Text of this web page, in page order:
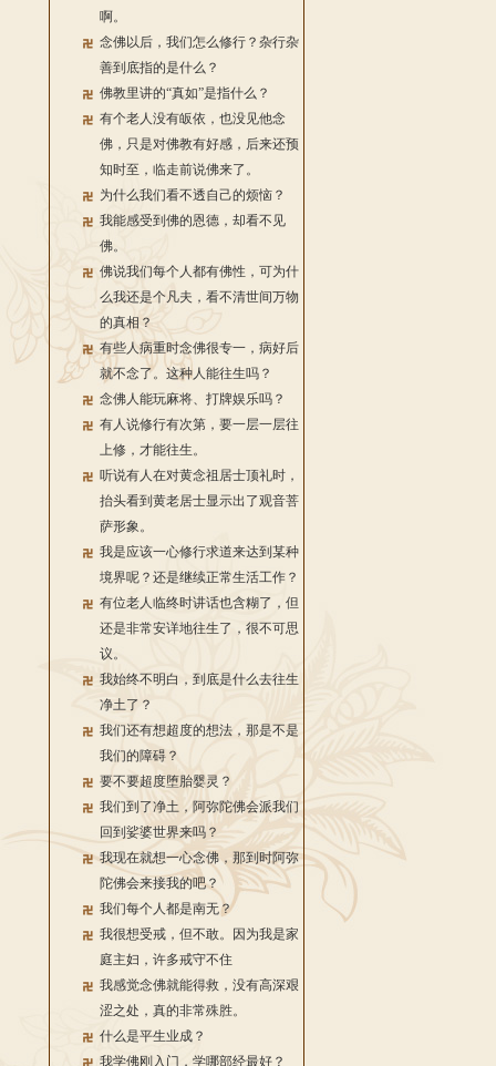
啊。
念佛以后，我们怎么修行？杂行杂
善到底指的是什么？
佛教里讲的“真如”是指什么？
有个老人没有皈依，也没见他念
佛，只是对佛教有好感，后来还预
知时至，临走前说佛来了。
为什么我们看不透自己的烦恼？
我能感受到佛的恩德，却看不见
佛。
佛说我们每个人都有佛性，可为什
么我还是个凡夫，看不清世间万物
的真相？
有些人病重时念佛很专一，病好后
就不念了。这种人能往生吗？
念佛人能玩麻将、打牌娱乐吗？
有人说修行有次第，要一层一层往
上修，才能往生。
听说有人在对黄念祖居士顶礼时，
抬头看到黄老居士显示出了观音菩
萨形象。
我是应该一心修行求道来达到某种
境界呢？还是继续正常生活工作？
有位老人临终时讲话也含糊了，但
还是非常安详地往生了，很不可思
议。
我始终不明白，到底是什么去往生
净土了？
我们还有想超度的想法，那是不是
我们的障碍？
要不要超度堕胎婴灵？
我们到了净土，阿弥陀佛会派我们
回到娑婆世界来吗？
我现在就想一心念佛，那到时阿弥
陀佛会来接我的吧？
我们每个人都是南无？
我很想受戒，但不敢。因为我是家
庭主妇，许多戒守不住
我感觉念佛就能得救，没有高深艰
涩之处，真的非常殊胜。
什么是平生业成？
我学佛刚入门，学哪部经最好？